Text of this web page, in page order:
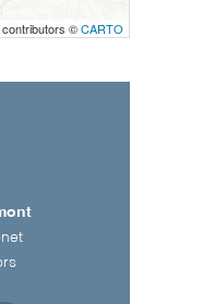
contributors ©CARTO